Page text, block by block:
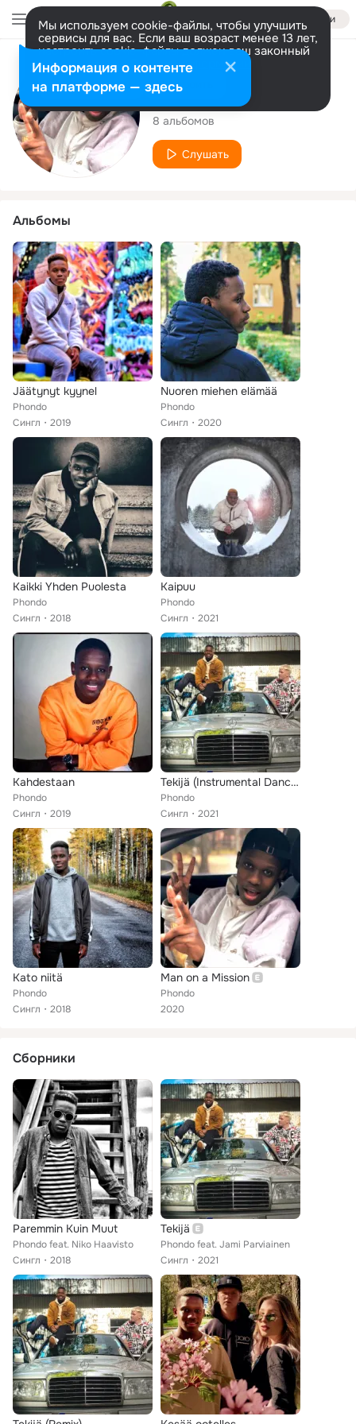
Войти
Мы используем cookie-файлы, чтобы улучшить
сервисы для вас. Если ваш возраст менее 13 лет,
настроить cookie-файлы должен ваш законный
представитель. Больше информации
Разрешить все Настроить
Исполнитель
Phondo
8 альбомов
Слушать
Альбомы
Jäätynyt kyynel
Phondo
Сингл
2019
Nuoren miehen elämää
Phondo
Сингл
2020
Kaikki Yhden Puolesta
Phondo
Сингл
2018
Kaipuu
Phondo
Сингл
2021
Kahdestaan
Phondo
Сингл
2019
Tekijä (Instrumental Dance Remix)
Phondo
Сингл
2021
Kato niitä
Phondo
Сингл
2018
Man on a Mission
Phondo
2020
Сборники
Paremmin Kuin Muut
Phondo feat. Niko Haavisto
Сингл
2018
Tekijä
Phondo feat. Jami Parviainen
Сингл
2021
Информация о контенте
на платформе — здесь